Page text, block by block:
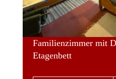
Familienzimmer mit
Etagenbett